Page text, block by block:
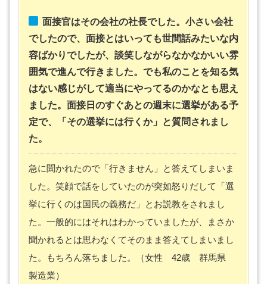
面接官はその会社の社長でした。小さい会社
でしたので、面接とはいっても世間話みたいな内
容ばかりでしたが、談笑しながらなかなかいい雰
囲気で進んで行きました。でも私のことを知る気
はない感じがして適当にやってるのかなとも思え
ました。面接日のすぐあとの週末に選挙がある予
定で、「その選挙には行くか」と質問されまし
た。
急に聞かれたので「行きません」と答えてしまいま
した。笑顔で話をしていたのが突如怒りだして「選
挙に行くのは国民の義務だ」とお説教をされまし
た。一般的にはそれはわかっていましたが、まさか
聞かれるとは思わなくてそのまま答えてしまいまし
た。もちろん落ちました。（女性 42歳 群馬県
製造業）